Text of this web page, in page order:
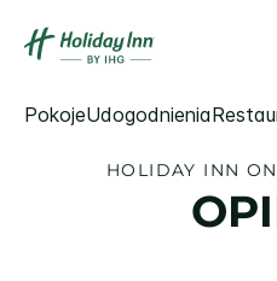
PokojeUdogodnienia
HOLIDAY INN